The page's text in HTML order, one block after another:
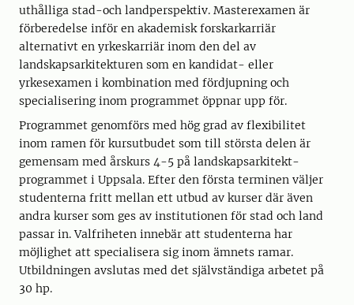
uthålliga stad-och landperspektiv. Masterexamen är
förberedelse inför en akademisk forskarkarriär
alternativt en yrkeskarriär inom den del av
landskapsarkitekturen som en kandidat- eller
yrkesexamen i kombination med fördjupning och
specialisering inom programmet öppnar upp för.
Programmet genomförs med hög grad av flexibilitet
inom ramen för kursutbudet som till största delen är
gemensam med årskurs 4-5 på landskapsarkitekt-
programmet i Uppsala. Efter den första terminen väljer
studenterna fritt mellan ett utbud av kurser där även
andra kurser som ges av institutionen för stad och land
passar in. Valfriheten innebär att studenterna har
möjlighet att specialisera sig inom ämnets ramar.
Utbildningen avslutas med det självständiga arbetet på
30 hp.